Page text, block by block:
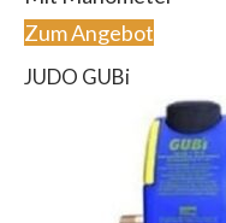
Zum Angebot
JUDO GUBi